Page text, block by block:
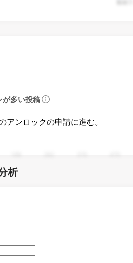
が多い投稿
アンロックの申請に進む。
析